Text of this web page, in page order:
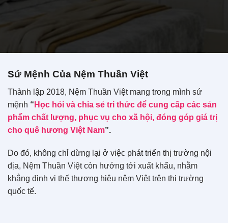
Sứ Mệnh Của Nệm Thuần Việt
Thành lập 2018, Nệm Thuần Việt mang trong mình sứ
mệnh “ Học hỏi và chia sẻ tri thức để cung cấp các sản
phẩm chất lượng, phục vụ cho xã hội, đóng góp giá trị
cho quê hương Việt Nam”.
Do đó, không chỉ dừng lại ở việc phát triển thị trường nội
địa, Nệm Thuần Việt còn hướng tới xuất khẩu, nhằm
khẳng định vị thế thương hiệu nệm Việt trên thị trường
quốc tế.